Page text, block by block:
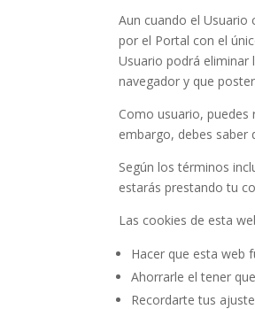
Aun cuando el
por el Portal con el
Usuario podrá eliminar
navegador y que
Como usuario,
embargo, debes saber
Según los términos
estarás prestando tu
Las cookies de esta
Hacer que esta web
Ahorrarle el tener
Recordarte tus